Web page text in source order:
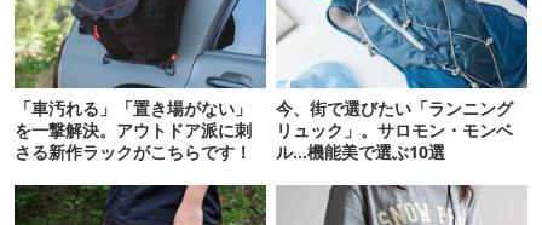
「車汚れる」「置き場がない」
を一撃解決。アウトドア派に刺
さる新作ラックがこちらです！
今、街で選びたい「ランニング
リュック」。サロモン・モンベ
ル…機能美で選ぶ10選